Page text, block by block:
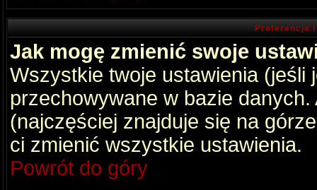
Preferencje
Jak mogę zmienić swoje
Wszystkie twoje ustawienia (jeśli
przechowywane w bazie
(najczęściej znajduje się na
ci zmienić wszystkie ustawienia.
Powrót do góry